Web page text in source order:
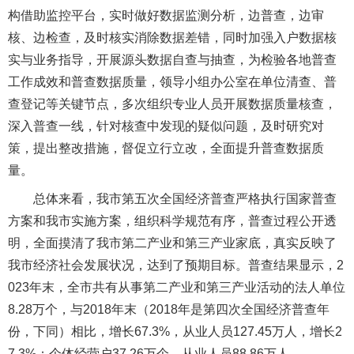
构借助监控平台，实时做好数据监测分析，边普查，边审
核、边检查，及时核实消除数据差错，同时加强入户数据核
实与业务指导，开展源头数据自查与抽查，为检验各地普查
工作成效和普查数据质量，领导小组办公室在单位清查、普
查登记等关键节点，多次组织专业人员开展数据质量核查，
深入普查一线，针对核查中发现的疑似问题，及时研究对
策，提出整改措施，督促立行立改，全面提升普查数据质
量。
总体来看，我市第五次全国经济普查严格执行国家普查
方案和我市实施方案，组织科学规范有序，普查过程公开透
明，全面摸清了我市第二产业和第三产业家底，真实反映了
我市经济社会发展状况，达到了预期目标。普查结果显示，2
023年末，全市共有从事第二产业和第三产业活动的法人单位
8.28万个，与2018年末（2018年是第四次全国经济普查年
份，下同）相比，增长67.3%，从业人员127.45万人，增长2